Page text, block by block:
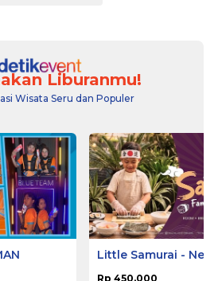
Liburanmu!
Wisata Seru dan Populer
Little Samurai -
Rp 450.000